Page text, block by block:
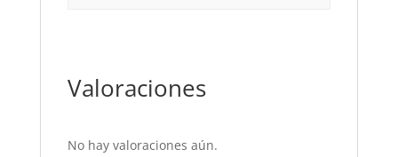
Valoraciones
No hay valoraciones aún.